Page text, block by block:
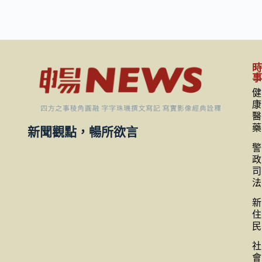
新聞觀點，暢所欲言
時
事
健
康
醫
藥
警
政
司
法
新
住
民
社
會